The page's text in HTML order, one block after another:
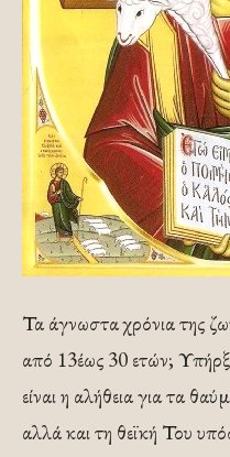
Τα άγνωστα χρόνια της
από 13έως 30 ετών;
είναι η αλήθεια για τα
αλλά και τη θεϊκή Του